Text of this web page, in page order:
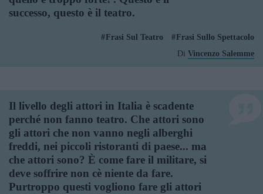
successo, questo è il teatro.
Frasi Sul Teatro
Frasi Sullo Spettacolo
Di Vincenzo Salemme
Il livello degli attori in Italia è scadente
perché non fanno teatro. Che attori sono
gli attori che non vanno negli alberghi
freddi, nei piccoli ristoranti di paese... ma
che attori sono? È come fare il militare, si
deve soffrire non cè niente da fare.
Purtroppo questi vogliono fare gli attori